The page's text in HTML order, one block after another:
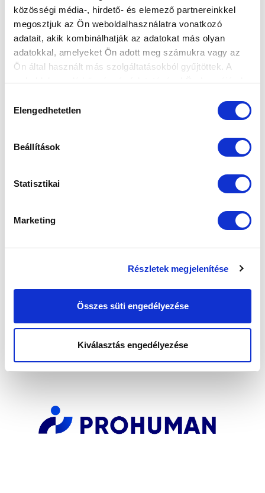
közösségi média-, hirdető- és elemező partnereinkkel
megosztjuk az Ön weboldalhasználatra vonatkozó
adatait, akik kombinálhatják az adatokat más olyan
adatokkal, amelyeket Ön adott meg számukra vagy az
Ön által használt más szolgáltatásokból gyűjtöttek. A
weboldalon való böngészés folytatásával Ön hozzájárul a
kiválasztása
Elengedhetetlen
Beállítások
Statisztikai
Marketing
Részletek megjelenítése
Összes süti engedélyezése
Kiválasztás engedélyezése
KÖVETKEZŐ MÉRKŐZÉS
2026-08-09 17:30
SÁNDOR KÁROLY LABDARÚGÓ AKADÉMIA
Ne maradjon le egy eseményről sem! Iratkozzon fel ingyenes
FELIRATKOZOM
SZPONZOROK